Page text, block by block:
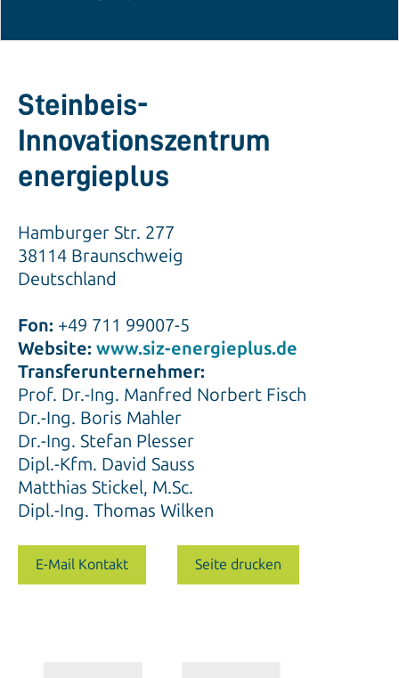
Steinbeis-
Innovationszentrum
energieplus
Hamburger Str. 277
38114 Braunschweig
Deutschland
Fon: +49 711 99007-5
Website: www.siz-energieplus.de
Transferunternehmer:
Prof. Dr.-Ing. Manfred Norbert Fisch
Dr.-Ing. Boris Mahler
Dr.-Ing. Stefan Plesser
Dipl.-Kfm. David Sauss
Matthias Stickel, M.Sc.
Dipl.-Ing. Thomas Wilken
E-Mail Kontakt Seite drucken